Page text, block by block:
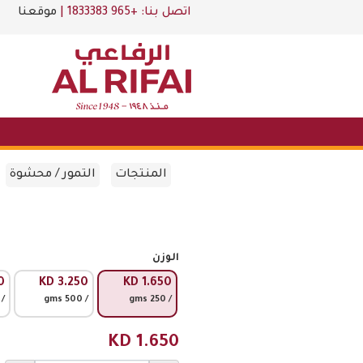
اتصل بنا: +965 1833383 موقعنا
المنتجات التمور / محشوة
الوزن
KD 1.650
/ 250 gms
KD3.250
/ 500 gms
/ 750 gms
KD 1.650